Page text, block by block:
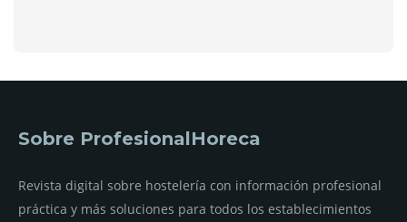
Sobre ProfesionalHoreca
Revista digital sobre hostelería con información profesional
práctica y más soluciones para todos los establecimientos